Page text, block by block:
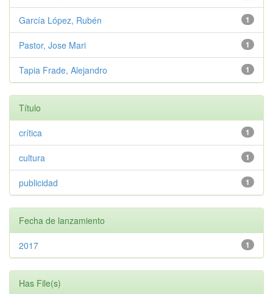
1
García López, Rubén
1
Pastor, Jose Mari
1
Tapia Frade, Alejandro
Título
1
crítica
1
cultura
1
publicidad
Fecha de lanzamiento
1
2017
Has File(s)